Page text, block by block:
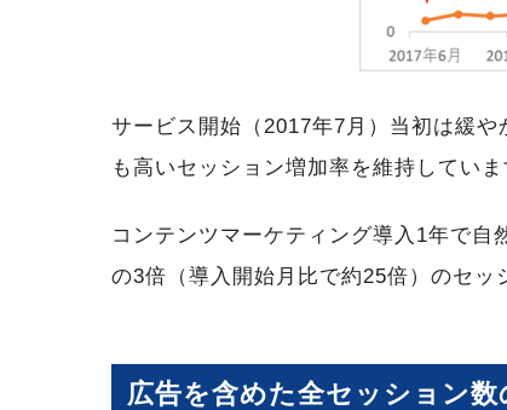
サービス開始（2017年7月）当初は緩
も高いセッション増加率を維持していま
コンテンツマーケティング導入1年で
の3倍（導入開始月比で約25倍）のセッ
広告を含めた全セッション数